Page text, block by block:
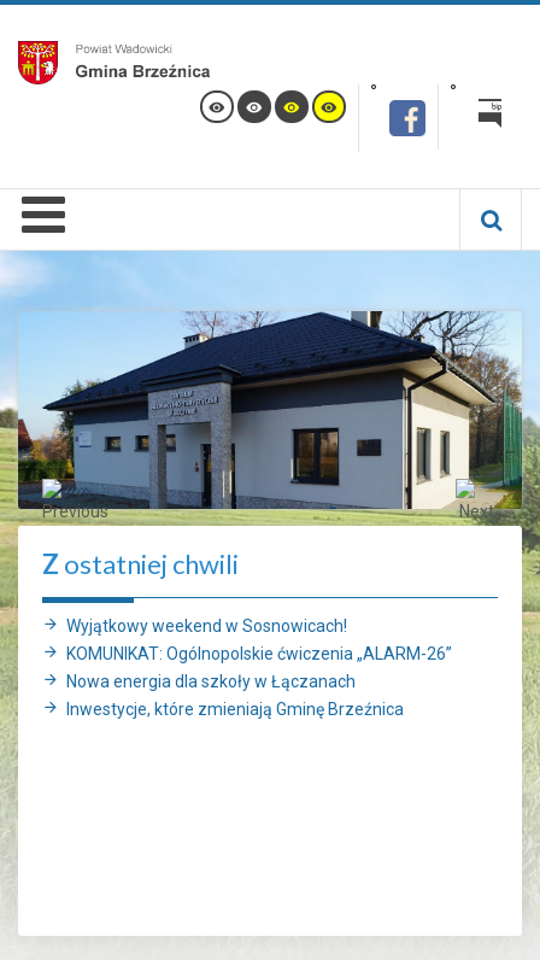
Z ostatniej chwili
Wyjątkowy weekend w Sosnowicach!
KOMUNIKAT: Ogólnopolskie ćwiczenia „ALARM-26”
Nowa energia dla szkoły w Łączanach
Inwestycje, które zmieniają Gminę Brzeźnica